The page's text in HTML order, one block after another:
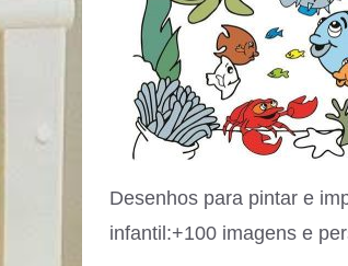
Desenhos para pintar e
infantil:+100 imagens e